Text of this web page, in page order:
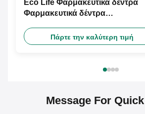
Eco Life Φαρμακευτικά δέντρα
Φαρμακευτικά δέντρα
Φαρμακευτικά δέντρα
Φαρμακευτικά δέντρα
Πάρτε την καλύτερη τιμή
Message For